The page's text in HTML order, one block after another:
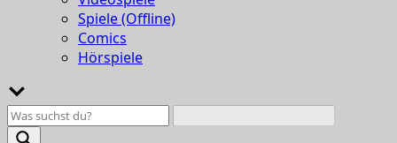
Spiele (Offline)
Comics
Hörspiele